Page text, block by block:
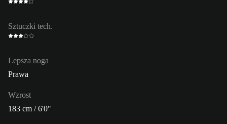
Sztuczki tech.
Lepsza noga
Prawa
Wzrost
183 cm / 6'0"